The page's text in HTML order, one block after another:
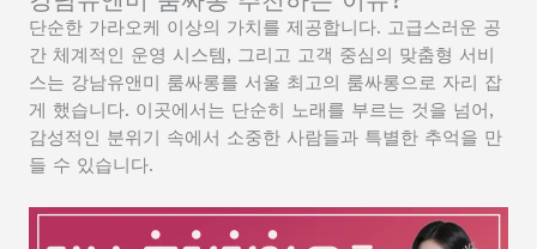
단순한 가라오케 이상의 가치를 제공합니다. 고급스러운 공
간 체계적인 운영 시스템, 그리고 고객 중심의 맞춤형 서비
스는 강남유앤미 룸싸롱를 서울 최고의 룸싸롱으로 자리 잡
게 했습니다. 이곳에서는 단순히 노래를 부르는 것을 넘어,
감성적인 분위기 속에서 소중한 사람들과 특별한 추억을 만
들 수 있습니다.